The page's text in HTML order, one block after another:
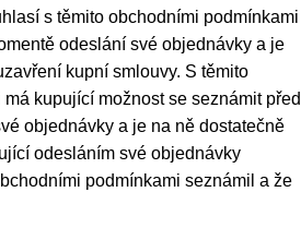
s těmito obchodními podmínkami
odeslání své objednávky a je
kupní smlouvy. S těmito
kupující možnost se seznámit před
objednávky a je na ně dostatečně
odesláním své objednávky
podmínkami seznámil a že